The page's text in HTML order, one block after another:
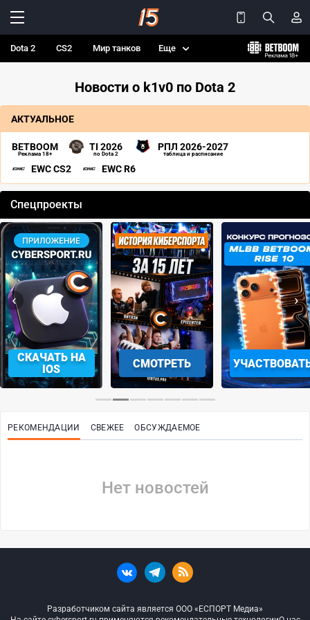
Dota 2 CS2 Мир танков Еще
Новости о k1v0 по Dota 2
АКТУАЛЬНОЕ
BETBOOM
Реклама 18+
TI 2026
по Dota 2
РПЛ 2026-2027
таблица и расписание
EWC CS2 EWC R6
Спецпроекты
СКАЧАТЬ НА
IOS
СМОТРЕТЬ
‹ ›
РЕКОМЕНДАЦИИ СВЕЖЕЕ ОБСУЖДАЕМОЕ
Нет новостей
Разработчиком сайта является ООО «ЕСПОРТ Медиа»